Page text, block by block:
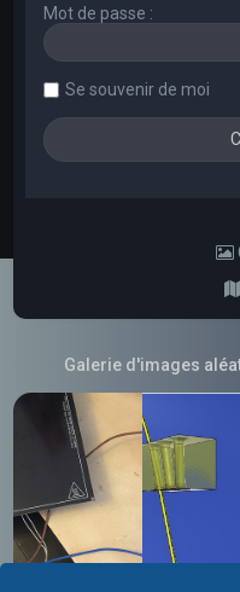
Mot de passe :
Se souvenir de moi
Galerie d'images